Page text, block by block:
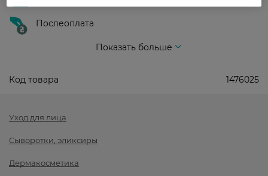
Послеоплата
Показать больше
Код товара 1476025
Уход для лица
Сыворотки, эликсиры
Дермакосметика